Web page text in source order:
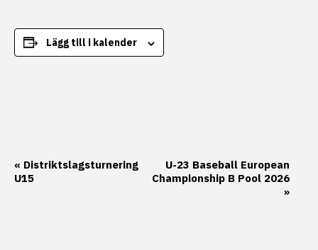
Lägg till i kalender
Evenemang-
« Distriktslagsturnering
U15
U-23 Baseball European
Championship B Pool 2026
»